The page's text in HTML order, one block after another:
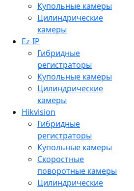
Купольные камеры
Цилиндрические
камеры
Ez-IP
Гибридные
регистраторы
Купольные камеры
Цилиндрические
камеры
Hikvision
Гибридные
регистраторы
Купольные камеры
Скоростные
поворотные камеры
Цилиндрические